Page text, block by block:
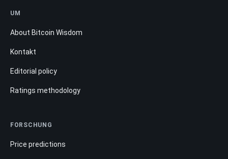
UM
About Bitcoin Wisdom
Kontakt
Editorial policy
Ratings methodology
FORSCHUNG
Price predictions